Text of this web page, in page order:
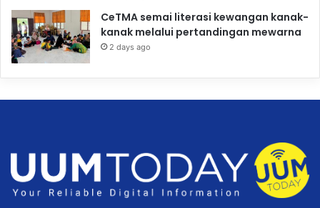
CeTMA semai literasi kewangan kanak-
kanak melalui pertandingan mewarna
2 days ago